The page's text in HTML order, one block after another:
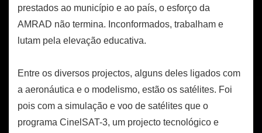
prestados ao município e ao país, o esforço da
AMRAD não termina. Inconformados, trabalham e
lutam pela elevação educativa.
Entre os diversos projectos, alguns deles ligados com
a aeronáutica e o modelismo, estão os satélites. Foi
pois com a simulação e voo de satélites que o
programa CinelSAT-3, um projecto tecnológico e